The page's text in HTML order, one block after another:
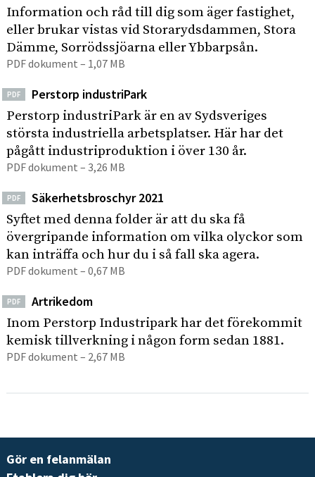
Information och råd till dig som äger fastighet,
eller brukar vistas vid Storarydsdammen, Stora
Dämme, Sorrödssjöarna eller Ybbarpsån.
PDF dokument – 1,07 MB
PDF
Perstorp industriPark
Perstorp industriPark är en av Sydsveriges
största industriella arbetsplatser. Här har det
pågått industriproduktion i över 130 år.
PDF dokument – 3,26 MB
PDF
Säkerhetsbroschyr 2021
Syftet med denna folder är att du ska få
övergripande information om vilka olyckor som
kan inträffa och hur du i så fall ska agera.
PDF dokument – 0,67 MB
PDF
Artrikedom
Inom Perstorp Industripark har det förekommit
kemisk tillverkning i någon form sedan 1881.
PDF dokument – 2,67 MB
Gör en felanmälan